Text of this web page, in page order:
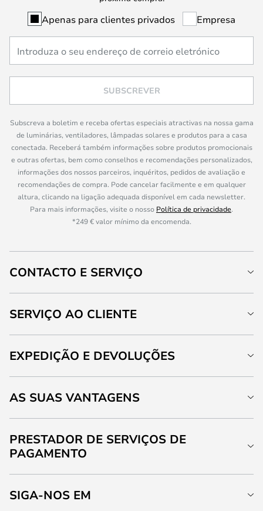
Apenas para clientes privados Empresa
SUBSCREVER
Subscreva a boletim e receba ofertas especiais atractivas na nossa gama
de luminárias, ventiladores, lâmpadas solares e produtos para a casa
conectada. Receberá também informações sobre produtos promocionais
e outras ofertas, bem como conselhos e recomendações personalizados,
informações dos nossos parceiros, inquéritos, pedidos de avaliação e
recomendações de compra. Pode cancelar facilmente e em qualquer
altura, clicando na ligação adequada disponível em cada newsletter.
Para mais informações, visite o nosso Política de privacidade.
*249 € valor mínimo da encomenda.
CONTACTO E SERVIÇO
SERVIÇO AO CLIENTE
EXPEDIÇÃO E DEVOLUÇÕES
AS SUAS VANTAGENS
PRESTADOR DE SERVIÇOS DE
PAGAMENTO
SIGA-NOS EM